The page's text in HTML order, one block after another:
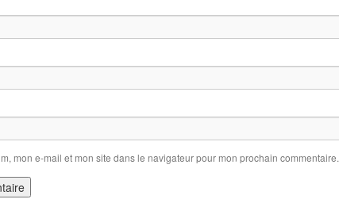
mon e-mail et mon site dans le navigateur pour mon prochain commentaire.